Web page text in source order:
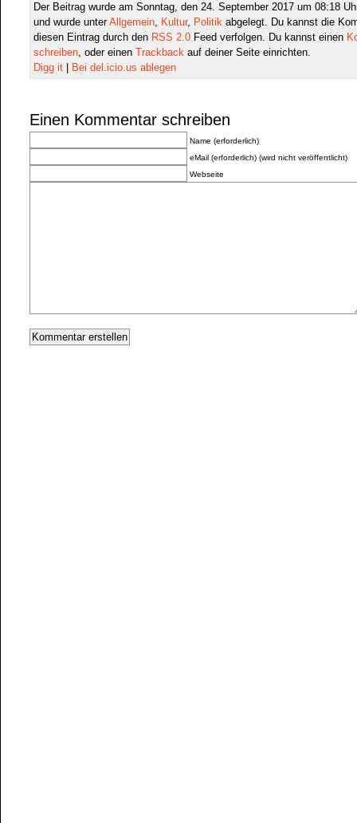
Der Beitrag wurde am Sonntag, den 24. September 2017 um 08:18
und wurde unterAllgemein, Kultur, Politik abgelegt. Du kannst die
diesen Eintrag durch den RSS 2.0 Feed verfolgen. Du kannst einen
schreiben, oder einen Trackback auf deiner Seite einrichten.
Digg it
Bei del.icio.us ablegen
Einen Kommentar schreiben
Name (erforderlich)
eMail (erforderlich) (wird nicht veröffentlicht)
Webseite